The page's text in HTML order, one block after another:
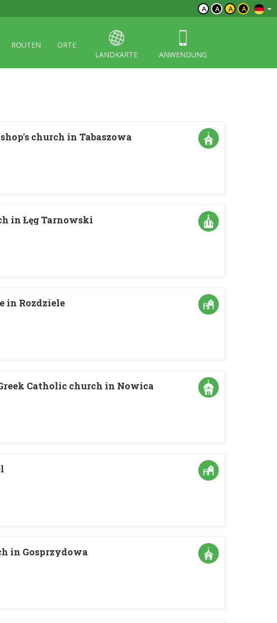
A A A A
ROUTEN
ORTE
LANDKARTE
ANWENDUNG
church in Tabaszowa
in Łęg Tarnowski
in Rozdziele
Catholic church in Nowica
in Gosprzydowa